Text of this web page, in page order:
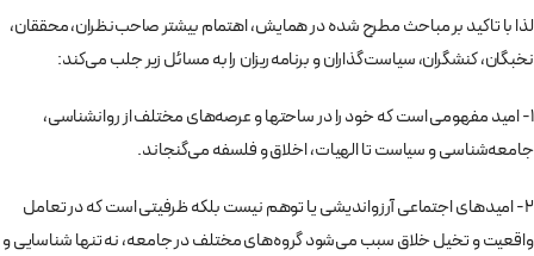
لذا با تاکید بر مباحث مطرح شده در همایش، اهتمام بیشتر صاحب‌نظران، محققان،
نخبگان، کنشگران، سیاست‌گذاران و برنامه‌ریزان را به مسائل زیر جلب می‌کند:
1- امید مفهومی است که خود را در ساحت‎ها و عرصه‌های مختلف از روانشناسی،
جامعه‌شناسی و سیاست تا الهیات، اخلاق و فلسفه می‌گنجاند.
2- امیدهای اجتماعی آرزواندیشی یا توهم نیست بلکه ظرفیتی است که در تعامل
واقعیت و تخیل خلاق سبب می‌شود گروه‌های مختلف در جامعه، نه تنها شناسایی و